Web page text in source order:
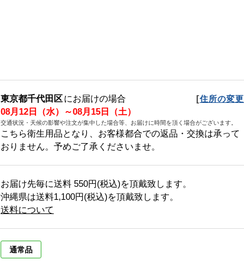
東京都千代田区にお届けの場合 [住所の変更
08月12日（水）～08月15日（土）
交通状況・天候の影響や注文が集中した場合等、お届けに時間を頂く場合がございます。
こちら衛生用品となり、お客様都合での返品・交換は承って
おりません。予めご了承くださいませ。
お届け先毎に送料 550円(税込)を頂戴致します。
沖縄県は送料1,100円(税込)を頂戴致します。
送料について
通常品